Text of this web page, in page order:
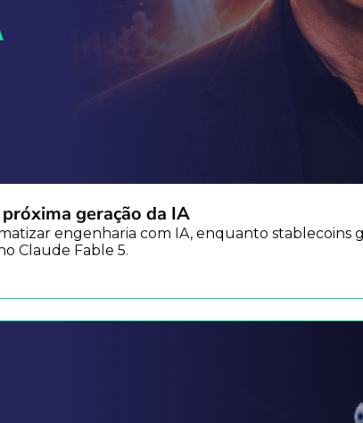
geração da IA
engenharia com IA, enquanto stablecoins
Claude Fable 5.